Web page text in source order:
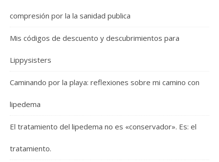
compresión por la la sanidad publica
Mis códigos de descuento y descubrimientos para
Lippysisters
Caminando por la playa: reflexiones sobre mi camino con
lipedema
El tratamiento del lipedema no es «conservador». Es: el
tratamiento.